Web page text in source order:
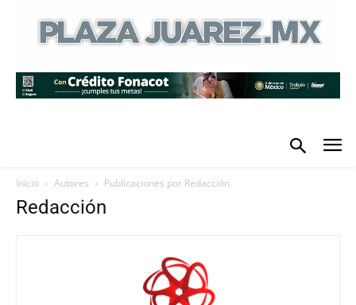
Inicio Autores Publicaciones por Redacción
Redacción